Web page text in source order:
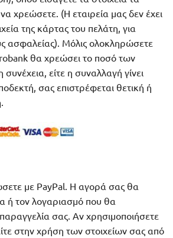
χρεώσετε. (Η εταιρεία μας δεν έχει
της κάρτας του πελάτη, για
ασφαλείας). Μόλις ολοκληρώσετε
θα χρεώσει το ποσό των
είτε η συναλλαγή γίνει
σας επιστρέφεται θετική ή
με PayPal. Η αγορά σας θα
ή τον λογαριασμό που θα
σας. Αν χρησιμοποιήσετε
στην χρήση των στοιχείων σας από